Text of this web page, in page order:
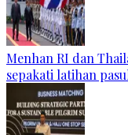
Menhan RI dan
sepakati latihan